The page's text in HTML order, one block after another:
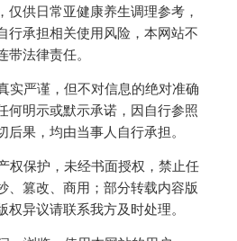
仅供日常亚健康养生调理参考，
行承担相关使用风险，本网站不
法律责任。
实严谨，但不对信息的绝对准确
何明示或默示承诺，因自行参照
果，均由当事人自行承担。
权保护，未经书面授权，禁止任
、篡改、商用；部分转载内容版
异议请联系我方及时处理。